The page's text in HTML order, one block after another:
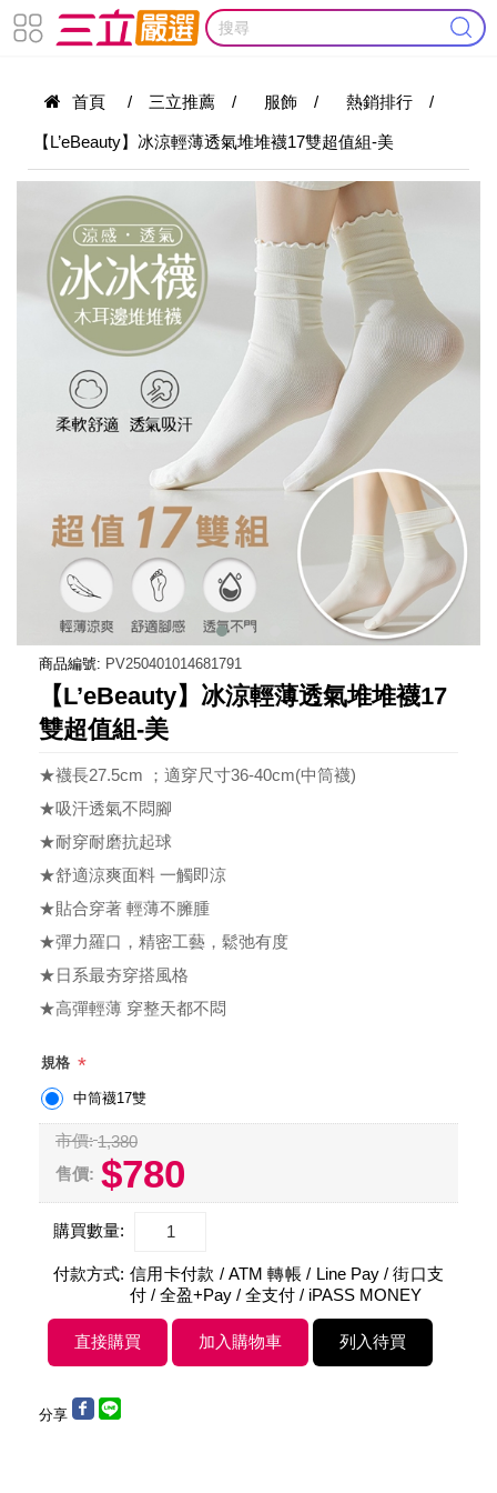
首頁 / 三立推薦 / 服飾 / 熱銷排行 /
【L’eBeauty】冰涼輕薄透氣堆堆襪17雙超值組-美
商品編號: PV250401014681791
【L’eBeauty】冰涼輕薄透氣堆堆襪17
雙超值組-美
★襪長27.5cm ；適穿尺寸36-40cm(中筒襪)
★吸汗透氣不悶腳
★耐穿耐磨抗起球
★舒適涼爽面料 一觸即涼
★貼合穿著 輕薄不臃腫
★彈力羅口，精密工藝，鬆弛有度
★日系最夯穿搭風格
★高彈輕薄 穿整天都不悶
規格 *
中筒襪17雙
市價: 1,380
售價: $780
購買數量:
付款方式: 信用卡付款 / ATM 轉帳 / Line Pay / 街口支
付 / 全盈+Pay / 全支付 / iPASS MONEY
分享